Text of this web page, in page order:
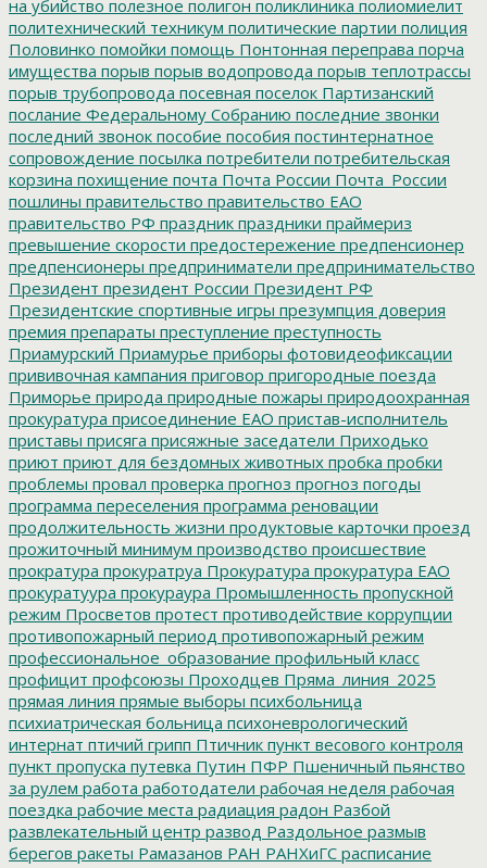
на убийство полезное полигон поликлиника полиомиелит
политехнический техникум политические партии полиция
Половинко помойки помощь Понтонная переправа порча
имущества порыв порыв водопровода порыв теплотрассы
порыв трубопровода посевная поселок Партизанский
послание Федеральному Собранию последние звонки
последний звонок пособие пособия постинтернатное
сопровождение посылка потребители потребительская
корзина похищение почта Почта России Почта_России
пошлины правительство правительство ЕАО
правительство РФ праздник праздники праймериз
превышение скорости предостережение предпенсионер
предпенсионеры предприниматели предпринимательство
Президент президент России Президент РФ
Президентские спортивные игры презумпция доверия
премия препараты преступление преступность
Приамурский Приамурье приборы фотовидеофиксации
прививочная кампания приговор пригородные поезда
Приморье природа природные пожары природоохранная
прокуратура присоединение ЕАО пристав-исполнитель
приставы присяга присяжные заседатели Приходько
приют приют для бездомных животных пробка пробки
проблемы провал проверка прогноз прогноз погоды
программа переселения программа реновации
продолжительность жизни продуктовые карточки проезд
прожиточный минимум производство происшествие
прократура прокуратруа Прокуратура прокуратура ЕАО
прокуратуура прокураура Промышленность пропускной
режим Просветов протест противодействие коррупции
противопожарный период противопожарный режим
профессиональное_образование профильный класс
профицит профсоюзы Проходцев Пряма_линия_2025
прямая линия прямые выборы психбольница
психиатрическая больница психоневрологический
интернат птичий грипп Птичник пункт весового контроля
пункт пропуска путевка Путин ПФР Пшеничный пьянство
за рулем работа работодатели рабочая неделя рабочая
поездка рабочие места радиация радон Разбой
развлекательный центр развод Раздольное размыв
берегов ракеты Рамазанов РАН РАНХиГС расписание